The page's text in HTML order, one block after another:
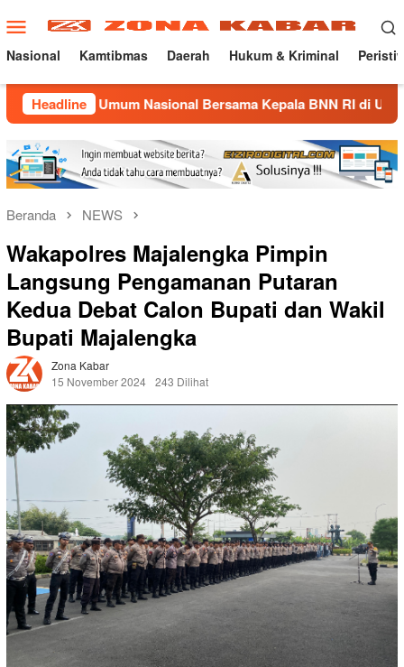
ke
konten
Menu
Mobile
Nasional Kamtibmas Daerah Hukum & Kriminal
Headline
Nasional Bersama Kepala BNN RI di UNMA
Beranda NEWS
Wakapolres Majalengka Pimpin
Langsung Pengamanan Putaran
Kedua Debat Calon Bupati dan Wakil
Bupati Majalengka
Zona Kabar
15 November 2024 243 Dilihat